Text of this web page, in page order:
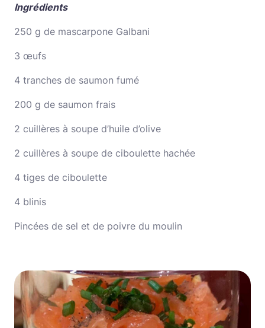
Ingrédients
250 g de mascarpone Galbani
3 œufs
4 tranches de saumon fumé
200 g de saumon frais
2 cuillères à soupe d’huile d’olive
2 cuillères à soupe de ciboulette hachée
4 tiges de ciboulette
4 blinis
Pincées de sel et de poivre du moulin